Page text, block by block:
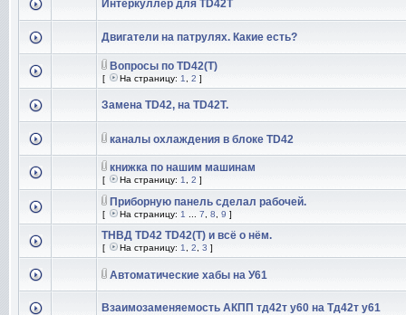
Интеркуллер для TD42T
Двигатели на патрулях. Какие есть?
Вопросы по TD42(T)
[ На страницу: 1 2 ]
Замена TD42, на TD42T.
каналы охлаждения в блоке TD42
книжка по нашим машинам
[ На страницу: 1 2 ]
Приборную панель сделал рабочей.
[ На страницу: 1 7 8 9 ]
ТНВД TD42 TD42(T) и всё о нём.
[ На страницу: 1 2 3 ]
Автоматические хабы на У61
Взаимозаменяемость АКПП тд42т у60 на Тд42т у61